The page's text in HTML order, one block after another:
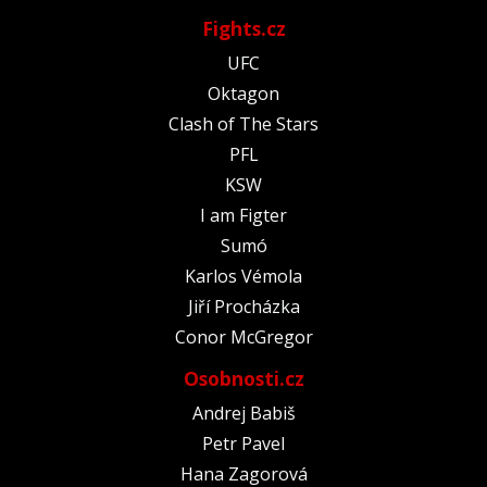
Fights.cz
UFC
Oktagon
Clash of The Stars
PFL
KSW
I am Figter
Sumó
Karlos Vémola
Jiří Procházka
Conor McGregor
Osobnosti.cz
Andrej Babiš
Petr Pavel
Hana Zagorová